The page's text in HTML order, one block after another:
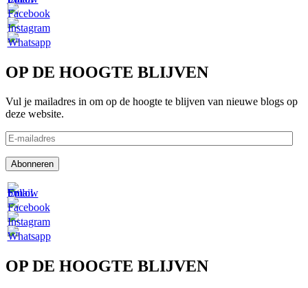
OP DE HOOGTE BLIJVEN
Vul je mailadres in om op de hoogte te blijven van nieuwe blogs op
deze website.
E-
mailadres
Abonneren
OP DE HOOGTE BLIJVEN